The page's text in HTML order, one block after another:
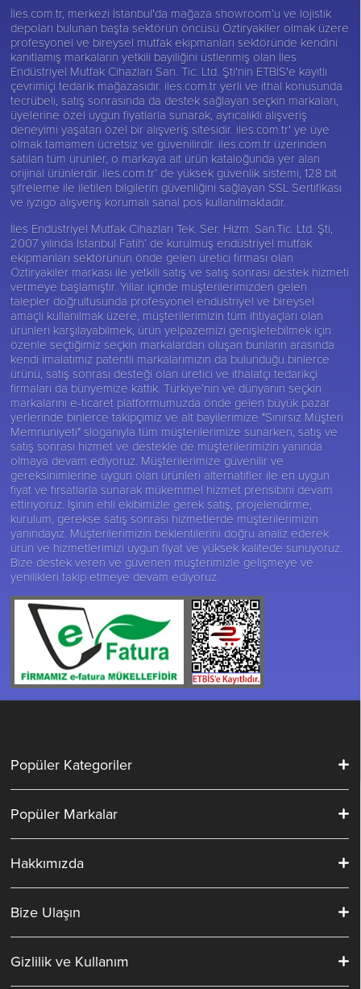
İles.com.tr, merkezi İstanbul'da mağaza showroom’u ve lojistik
depoları bulunan başta sektörün öncüsü Öztiryakiler olmak üzere
profesyonel ve bireysel mutfak ekipmanları sektöründe kendini
kanıtlamış markaların yetkili bayiliğini üstlenmiş olan İles
Endüstriyel Mutfak Cihazları San. Tic. Ltd. Şti'nin ETBİS'e kayıtlı
çevrimiçi tedarik mağazasıdır. iles.com.tr yerli ve ithal konusunda
tecrübeli, satış sonrasında da destek sağlayan seçkin markaları,
üyelerine özel uygun fiyatlarla sunarak, ayrıcalıklı alışveriş
deneyimi yaşatan özel bir alışveriş sitesidir. iles.com.tr' ye üye
olmak tamamen ücretsiz ve güvenilirdir. iles.com.tr üzerinden
satılan tüm ürünler, o markaya ait ürün kataloğunda yer alan
orijinal ürünlerdir. iles.com.tr’ de yüksek güvenlik sistemi, 128 bit
şifreleme ile iletilen bilgilerin güvenliğini sağlayan SSL Sertifikası
ve iyzigo alışveriş korumalı sanal pos kullanılmaktadır.
İles Endüstriyel Mutfak Cihazları Tek. Ser. Hizm. San.Tic. Ltd. Şti,
2007 yılında İstanbul Fatih’ de kurulmuş endüstriyel mutfak
ekipmanları sektörünün önde gelen üretici firması olan
Öztiryakiler markası ile yetkili satış ve satış sonrası destek hizmeti
vermeye başlamıştır. Yıllar içinde müşterilerimizden gelen
talepler doğrultusunda profesyonel endüstriyel ve bireysel
amaçlı kullanılmak üzere, müşterilerimizin tüm ihtiyaçları olan
ürünleri karşılayabilmek, ürün yelpazemizi genişletebilmek için
özenle seçtiğimiz seçkin markalardan oluşan bunların arasında
kendi imalatımız patentli markalarımızın da bulunduğu binlerce
ürünü, satış sonrası desteği olan üretici ve ithalatçı tedarikçi
firmaları da bünyemize kattık. Türkiye’nin ve dünyanın seçkin
markalarını e-ticaret platformumuzda önde gelen büyük pazar
yerlerinde binlerce takipçimiz ve alt bayilerimize "Sınırsız Müşteri
Memnuniyeti" sloganıyla tüm müşterilerimize sunarken, satış ve
satış sonrası hizmet ve destekle de müşterilerimizin yanında
olmaya devam ediyoruz. Müşterilerimize güvenilir ve
gereksinimlerine uygun olan ürünleri alternatifler ile en uygun
fiyat ve fırsatlarla sunarak mükemmel hizmet prensibini devam
ettiriyoruz. İşinin ehli ekibimizle gerek satış, projelendirme,
kurulum, gerekse satış sonrası hizmetlerde müşterilerimizin
yanındayız. Müşterilerimizin beklentilerini doğru analiz ederek
ürün ve hizmetlerimizi uygun fiyat ve yüksek kalitede sunuyoruz.
Bize destek veren ve güvenen müşterimizle gelişmeye ve
yenilikleri takip etmeye devam ediyoruz.
Popüler Kategoriler
Popüler Markalar
Hakkımızda
Bize Ulaşın
Gizlilik ve Kullanım